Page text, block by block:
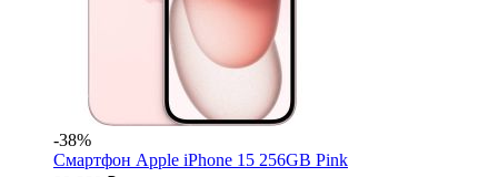
-38%
Смартфон Apple iPhone 15 256GB Pink